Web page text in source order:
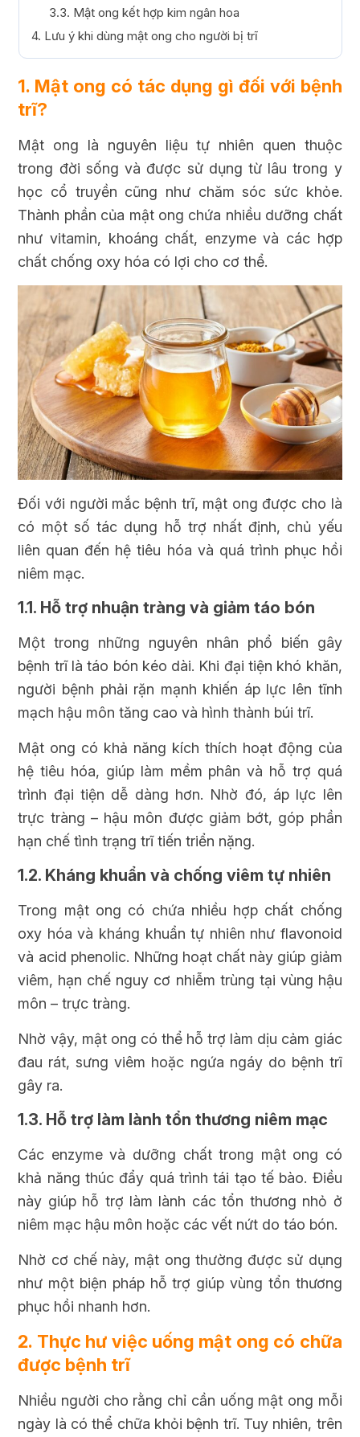
3.3. Mật ong kết hợp kim ngân hoa
4. Lưu ý khi dùng mật ong cho người bị trĩ
1. Mật ong có tác dụng gì đối với bệnh
trĩ?
Mật ong là nguyên liệu tự nhiên quen thuộc
trong đời sống và được sử dụng từ lâu trong y
học cổ truyền cũng như chăm sóc sức khỏe.
Thành phần của mật ong chứa nhiều dưỡng chất
như vitamin, khoáng chất, enzyme và các hợp
chất chống oxy hóa có lợi cho cơ thể.
Đối với người mắc bệnh trĩ, mật ong được cho là
có một số tác dụng hỗ trợ nhất định, chủ yếu
liên quan đến hệ tiêu hóa và quá trình phục hồi
niêm mạc.
1.1. Hỗ trợ nhuận tràng và giảm táo bón
Một trong những nguyên nhân phổ biến gây
bệnh trĩ là táo bón kéo dài. Khi đại tiện khó khăn,
người bệnh phải rặn mạnh khiến áp lực lên tĩnh
mạch hậu môn tăng cao và hình thành búi trĩ.
Mật ong có khả năng kích thích hoạt động của
hệ tiêu hóa, giúp làm mềm phân và hỗ trợ quá
trình đại tiện dễ dàng hơn. Nhờ đó, áp lực lên
trực tràng – hậu môn được giảm bớt, góp phần
hạn chế tình trạng trĩ tiến triển nặng.
1.2. Kháng khuẩn và chống viêm tự nhiên
Trong mật ong có chứa nhiều hợp chất chống
oxy hóa và kháng khuẩn tự nhiên như flavonoid
và acid phenolic. Những hoạt chất này giúp giảm
viêm, hạn chế nguy cơ nhiễm trùng tại vùng hậu
môn – trực tràng.
Nhờ vậy, mật ong có thể hỗ trợ làm dịu cảm giác
đau rát, sưng viêm hoặc ngứa ngáy do bệnh trĩ
gây ra.
1.3. Hỗ trợ làm lành tổn thương niêm mạc
Các enzyme và dưỡng chất trong mật ong có
khả năng thúc đẩy quá trình tái tạo tế bào. Điều
này giúp hỗ trợ làm lành các tổn thương nhỏ ở
niêm mạc hậu môn hoặc các vết nứt do táo bón.
Nhờ cơ chế này, mật ong thường được sử dụng
như một biện pháp hỗ trợ giúp vùng tổn thương
phục hồi nhanh hơn.
2. Thực hư việc uống mật ong có chữa
được bệnh trĩ
Nhiều người cho rằng chỉ cần uống mật ong mỗi
ngày là có thể chữa khỏi bệnh trĩ. Tuy nhiên, trên